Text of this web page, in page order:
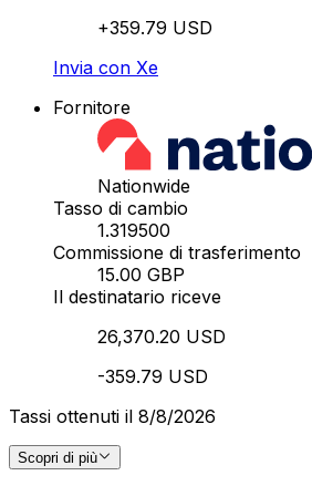
+359.79 USD
Invia con Xe
Fornitore
Nationwide
Tasso di cambio
1.319500
Commissione di trasferimento
15.00 GBP
Il destinatario riceve
26,370.20 USD
-359.79 USD
Tassi ottenuti il 8/8/2026
Scopri di più